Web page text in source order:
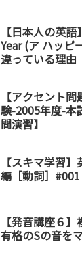
【日本人の英
Year (ア ハッピ
違っている理由
【アクセント
験-2005年度-本
問演習】
【スキマ学習
編［動詞］#001
【発音講座６
有格のSの音を